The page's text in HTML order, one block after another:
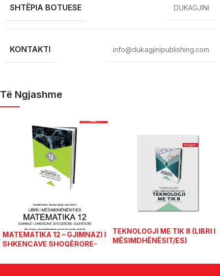
SHTËPIA BOTUESE DUKAGJINI
KONTAKTI info@dukagjinipublishing.com
Të Ngjashme
MATEMATIKA 12 – GJIMNAZI I
SHKENCAVE SHOQËRORE-
TEKNOLOGJI ME TIK 8 (LIBRI I
MËSIMDHËNËSIT/ES)